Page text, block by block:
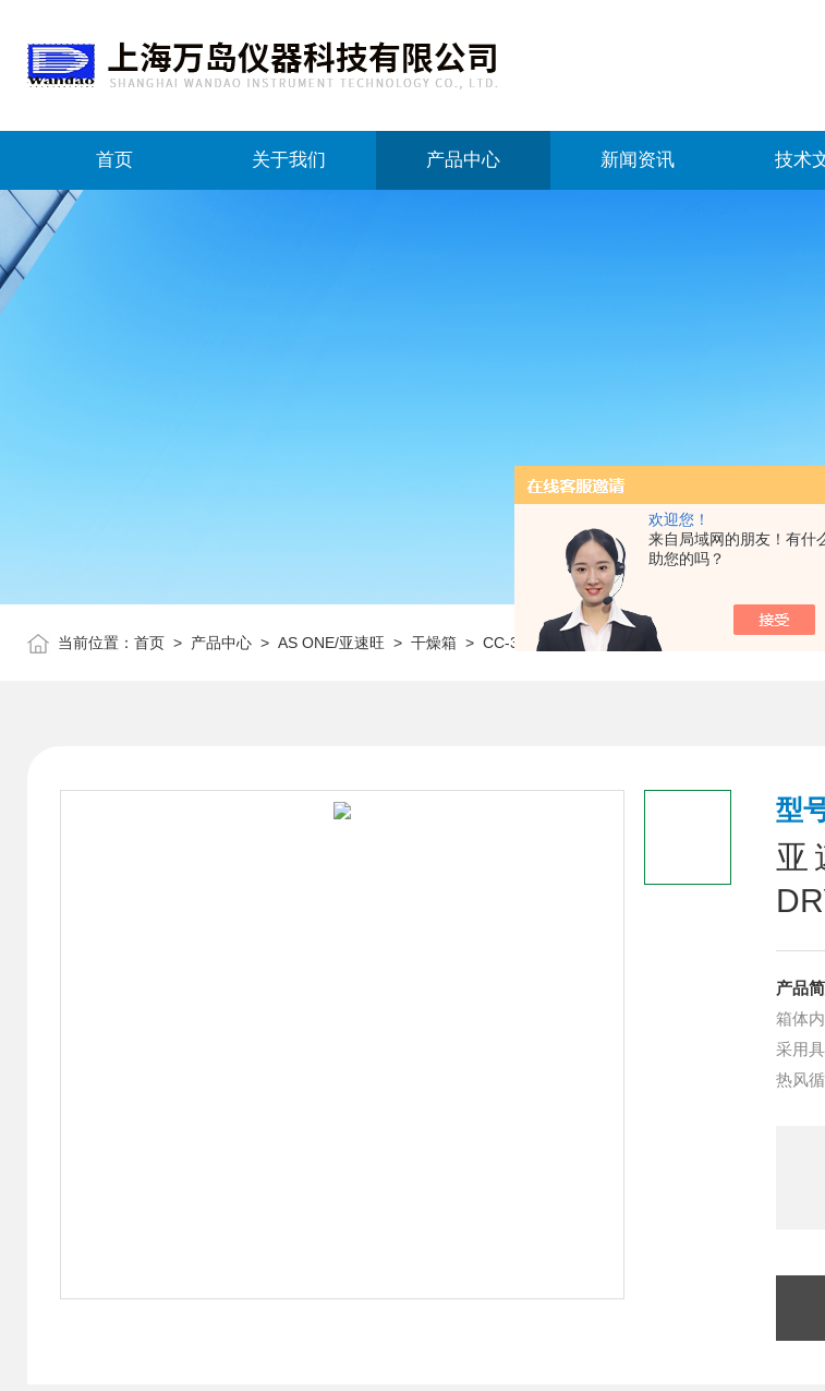
欢迎您！
来自局域网的朋友！有什
助您的吗？
首页 关于我们 产品中心 新闻资讯 技术
当前位置： 首页 > 产品中心 > AS ONE/亚速旺 > 干燥箱 > CC-3092-10亚速旺经济型干燥箱（强制对流式）
型
亚
产品简
箱体
采用
热风